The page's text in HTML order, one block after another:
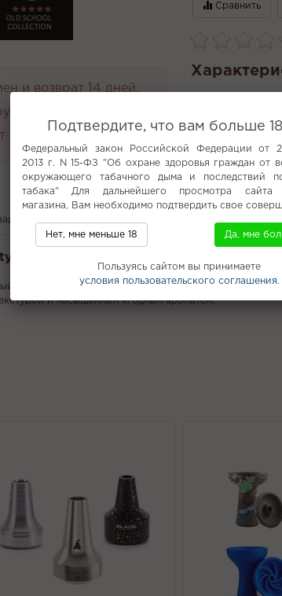
и возврат 14 дней.
4000 руб.
Сравнить
Brusko Brusko
Эксклюзивные
VOZOL STAR PRO
- Excalibur (Мечь Короля Артура) 25г
выбор, который подарит вам ощущение
и насыщенным ягодным ароматом.
Подтвердите, что вам больше
Федеральный закон Российской Федерации от
2013 г. N 15-ФЗ "Об охране здоровья граждан от
окружающего табачного дыма и последствий
табака" Для дальнейшего просмотра сайта
магазина, Вам необходимо подтвердить свое
Нет, мне меньше 18 Да, мне
Пользуясь сайтом вы принимаете
условия пользовательского соглашения.